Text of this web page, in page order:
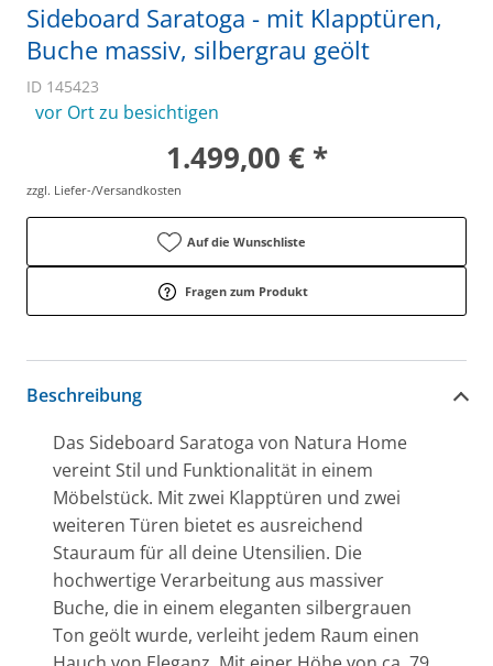
Sideboard Saratoga - mit Klapptüren,
Buche massiv, silbergrau geölt
ID 145423
vor Ort zu besichtigen
1.499,00 € *
zzgl. Liefer-/Versandkosten
Auf die Wunschliste
Fragen zum Produkt
Beschreibung
Das Sideboard Saratoga von Natura Home
vereint Stil und Funktionalität in einem
Möbelstück. Mit zwei Klapptüren und zwei
weiteren Türen bietet es ausreichend
Stauraum für all deine Utensilien. Die
hochwertige Verarbeitung aus massiver
Buche, die in einem eleganten silbergrauen
Ton geölt wurde, verleiht jedem Raum einen